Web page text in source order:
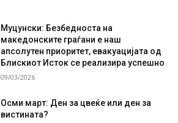
Муцунски: Безбедноста на
македонските граѓани е наш
апсолутен приоритет, евакуацијата од
Блискиот Исток се реализира успешно
09/03/2026
Осми март: Ден за цвеќе или ден за
вистината?